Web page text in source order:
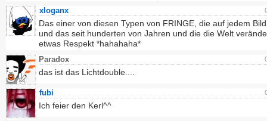
xloganx
Das einer von diesen Typen von FRINGE, die auf jedem
und das seit hunderten von Jahren und die die Welt
etwas Respekt *hahahaha*
Paradox
das ist das Lichtdouble....
fubi
Ich feier den Kerl^^